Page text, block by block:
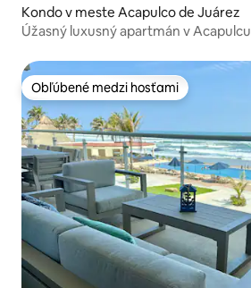
Kondo v meste Acapulco de Juárez
Úžasný luxusný apartmán v Acapulcu
Obľúbené medzi hosťami
Obľúbené medzi hosťami